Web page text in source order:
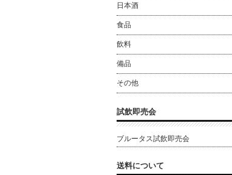
日本酒
食品
飲料
備品
その他
試飲即売会
ブルータス試飲即売会
送料について